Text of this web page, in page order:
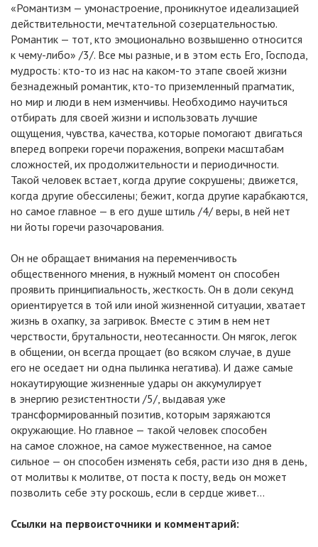
«Романтизм — умонастроение, проникнутое идеализацией
действительности, мечтательной созерцательностью.
Романтик — тот, кто эмоционально возвышенно относится
к чему-либо» /3/. Все мы разные, и в этом есть Его, Господа,
мудрость: кто-то из нас на каком-то этапе своей жизни
безнадежный романтик, кто-то приземленный прагматик,
но мир и люди в нем изменчивы. Необходимо научиться
отбирать для своей жизни и использовать лучшие
ощущения, чувства, качества, которые помогают двигаться
вперед вопреки горечи поражения, вопреки масштабам
сложностей, их продолжительности и периодичности.
Такой человек встает, когда другие сокрушены; движется,
когда другие обессилены; бежит, когда другие карабкаются,
но самое главное — в его душе штиль /4/ веры, в ней нет
ни йоты горечи разочарования.
Он не обращает внимания на переменчивость
общественного мнения, в нужный момент он способен
проявить принципиальность, жесткость. Он в доли секунд
ориентируется в той или иной жизненной ситуации, хватает
жизнь в охапку, за загривок. Вместе с этим в нем нет
черствости, брутальности, неотесанности. Он мягок, легок
в общении, он всегда прощает (во всяком случае, в душе
его не оседает ни одна пылинка негатива). И даже самые
нокаутирующие жизненные удары он аккумулирует
в энергию резистентности /5/, выдавая уже
трансформированный позитив, которым заряжаются
окружающие. Но главное — такой человек способен
на самое сложное, на самое мужественное, на самое
сильное — он способен изменять себя, расти изо дня в день,
от молитвы к молитве, от поста к посту, ведь он может
позволить себе эту роскошь, если в сердце живет...
Ссылки на первоисточники и комментарий: